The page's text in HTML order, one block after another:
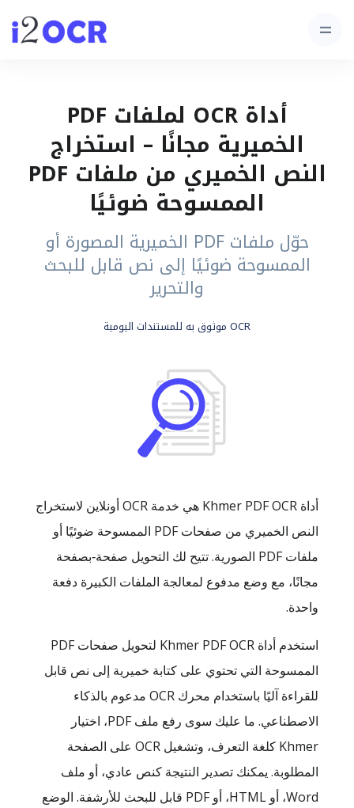
أداة OCR لملفات PDF
الخميرية مجانًا – استخراج
النص الخميري من ملفات PDF
الممسوحة ضوئيًا
حوّل ملفات PDF الخميرية المصورة أو
الممسوحة ضوئيًا إلى نص قابل للبحث
والتحرير
OCR موثوق به للمستندات اليومية
أداة Khmer PDF OCR هي خدمة OCR أونلاين لاستخراج
النص الخميري من صفحات PDF الممسوحة ضوئيًا أو
ملفات PDF الصورية. تتيح لك التحويل صفحة‑بصفحة
مجانًا، مع وضع مدفوع لمعالجة الملفات الكبيرة دفعة
واحدة.
استخدم أداة Khmer PDF OCR لتحويل صفحات PDF
الممسوحة التي تحتوي على كتابة خميرية إلى نص قابل
للقراءة آليًا باستخدام محرك OCR مدعوم بالذكاء
الاصطناعي. ما عليك سوى رفع ملف PDF، اختيار
Khmer كلغة التعرف، وتشغيل OCR على الصفحة
المطلوبة. يمكنك تصدير النتيجة كنص عادي، أو ملف
Word، أو HTML، أو PDF قابل للبحث للأرشفة. الوضع